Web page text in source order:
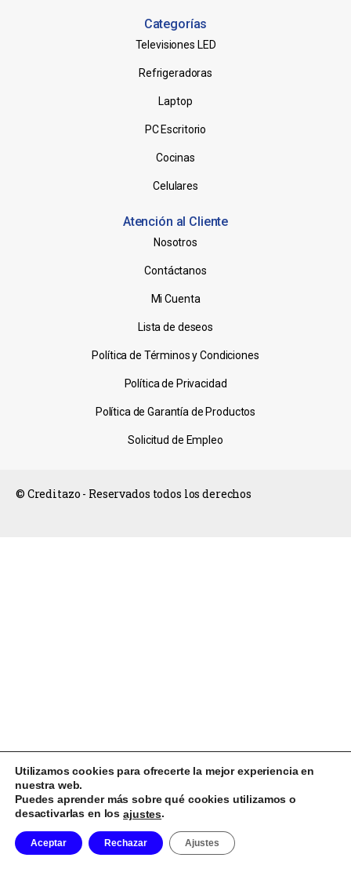
Categorías
Televisiones LED
Refrigeradoras
Laptop
PC Escritorio
Cocinas
Celulares
Atención al Cliente
Nosotros
Contáctanos
Mi Cuenta
Lista de deseos
Política de Términos y Condiciones
Política de Privacidad
Política de Garantía de Productos
Solicitud de Empleo
© Creditazo - Reservados todos los derechos
Utilizamos cookies para ofrecerte la mejor experiencia en
nuestra web.
Puedes aprender más sobre qué cookies utilizamos o
desactivarlas en losajustes.
Aceptar Rechazar Ajustes